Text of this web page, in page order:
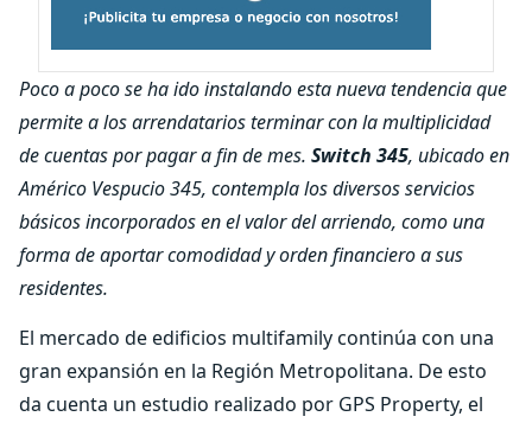
Poco a poco se ha ido instalando esta nueva tendencia que
permite a los arrendatarios terminar con la multiplicidad
de cuentas por pagar a fin de mes. Switch 345, ubicado en
Américo Vespucio 345, contempla los diversos servicios
básicos incorporados en el valor del arriendo, como una
forma de aportar comodidad y orden financiero a sus
residentes.
El mercado de edificios multifamily continúa con una
gran expansión en la Región Metropolitana. De esto
da cuenta un estudio realizado por GPS Property, el